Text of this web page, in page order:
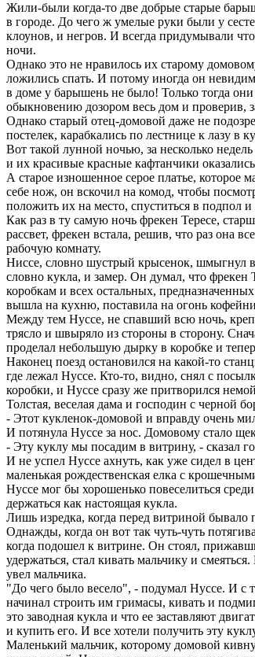
Жили-были когда-то две добрые старые
в городе. До чего ж умелые руки были у
клоунов, и негров. И всегда придумывали
ночи.
Однако это не нравилось их старому
ложились спать. И потому иногда он
в доме у барышень не было! Только тогда
обыкновению дозором весь дом и проверив,
Однако старый отец-домовой даже не
постелек, карабкались по лестнице к лазу
Вот такой лунной ночью, за несколько
и их красивые красные кафтанчики
А старое изношенное серое платье, которое
себе нож, он вскочил на комод, чтобы
положить их на место, спуститься в подпол
Как раз в ту самую ночь фрекен Тересе,
рассвет, фрекен встала, решив, что раз она
рабочую комнату.
Ниссе, словно шустрый крысенок, шмыгнул в
словно кукла, и замер. Он думал, что фрекен
коробкам и всех остальных,
вышла на кухню, поставила на огонь
Между тем Нуссе, не спавший всю ночь,
трясло и швыряло из стороны в сторону.
проделал небольшую дырку в коробке и
Наконец поезд остановился на какой-то
где лежал Нуссе. Кто-то, видно, снял с
коробки, и Нуссе сразу же притворился
Толстая, веселая дама и господин с черной
- Этот кукленок-домовой и вправду очень
И потянула Нуссе за нос. Домовому стало
- Эту куклу мы посадим в витрину, - сказал
И не успел Нуссе ахнуть, как уже сидел в
маленькая рождественская елка с
Нуссе мог бы хорошенько повеселиться
держаться как настоящая кукла.
Лишь изредка, когда перед витриной бывало
Однажды, когда он вот так чуть-чуть
когда подошел к витрине. Он стоял,
удержаться, стал кивать мальчику и
увел мальчика.
"До чего было весело", - подумал Нуссе. И с
начинал строить им гримасы, кивать и
это заводная кукла и что ее заставляют
и купить его. И все хотели получить эту
Маленький мальчик, которому домовой